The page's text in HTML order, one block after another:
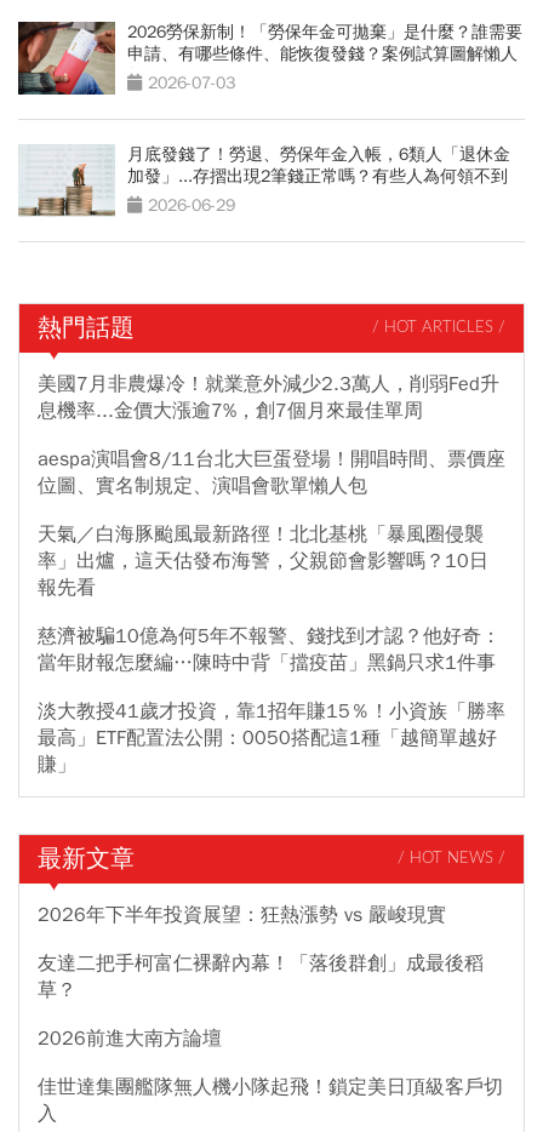
2026勞保新制！「勞保年金可拋棄」是什麼？誰需要
申請、有哪些條件、能恢復發錢？案例試算圖解懶人
包 2026-07-03
月底發錢了！勞退、勞保年金入帳，6類人「退休金
加發」...存摺出現2筆錢正常嗎？有些人為何領不到
2026-06-29
熱門話題 / HOT ARTICLES /
美國7月非農爆冷！就業意外減少2.3萬人，削弱Fed升
息機率...金價大漲逾7%，創7個月來最佳單周
aespa演唱會8/11台北大巨蛋登場！開唱時間、票價座
位圖、實名制規定、演唱會歌單懶人包
天氣／白海豚颱風最新路徑！北北基桃「暴風圈侵襲
率」出爐，這天估發布海警，父親節會影響嗎？10日
報先看
慈濟被騙10億為何5年不報警、錢找到才認？他好奇：
當年財報怎麼編…陳時中背「擋疫苗」黑鍋只求1件事
淡大教授41歲才投資，靠1招年賺15％！小資族「勝率
最高」ETF配置法公開：0050搭配這1種「越簡單越好
賺」
最新文章 / HOT NEWS /
2026年下半年投資展望：狂熱漲勢 vs 嚴峻現實
友達二把手柯富仁裸辭內幕！「落後群創」成最後稻
草？
2026前進大南方論壇
佳世達集團艦隊無人機小隊起飛！鎖定美日頂級客戶切
入